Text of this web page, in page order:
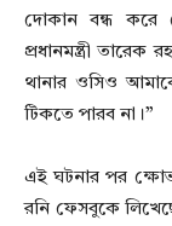
দোকান বন্ধ করে
প্রধানমন্ত্রী তারেক
থানার ওসিও
টিকতে পারব না।”
এই ঘটনার পর
রনি ফেসবুকে